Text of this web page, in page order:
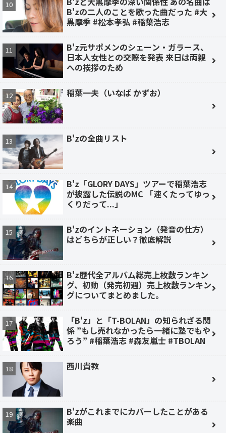
B'zの二人のことを歌った曲だった #大
黒摩季 #松本孝弘 #稲葉浩志
B'z元サポメンのシェーン・ガラース、
日本人女性との交際を発表 来日は両親
への挨拶のため
稲葉一夫（いなば かずお）
B'zの全曲リスト
B'z「GLORY DAYS」ツアーで稲葉浩志
が披露した伝説のMC 「速くたってゆっ
くりだって...」
B'zのイントネーション（発音の仕方）
はどちらが正しい？徹底解説
B'z歴代全アルバム総売上枚数ランキン
グ、初動（発売初週）売上枚数ランキン
グについてまとめました。
「B'z」と「T-BOLAN」の知られざる関
係 ”もし売れなかったら一緒に塾でもや
ろう” #稲葉浩志 #森友嵐士 #TBOLAN
西川貴教
B'zがこれまでにカバーしたことがある
楽曲